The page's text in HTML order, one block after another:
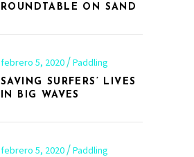
ROUNDTABLE ON SAND
febrero 5, 2020 Paddling
SAVING SURFERS’ LIVES
IN BIG WAVES
febrero 5, 2020 Paddling